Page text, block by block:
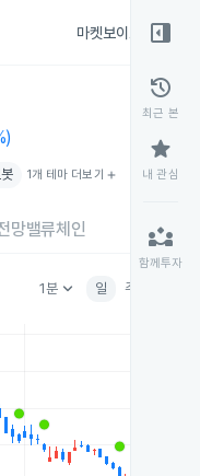
마켓보이스
1개 테마 더보기 add
망밸류체인
1분keyboard_arrow_down 일 주
right_panel_open
history
최근 본
star
내 관심
partner_exchange
함께투자